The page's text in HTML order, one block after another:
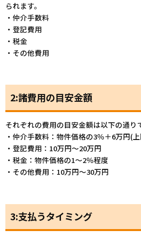
られます。
・仲介手数料
・登記費用
・税金
・その他費用
2:諸費用の目安金額
それぞれの費用の目安金額は以下の通り
・仲介手数料：物件価格の3％＋6万円(
・登記費用：10万円～20万円
・税金：物件価格の1～2％程度
・その他費用：10万円～30万円
3:支払うタイミング